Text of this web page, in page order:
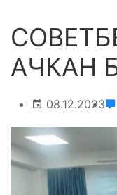
АЧКАН
08.12.2023